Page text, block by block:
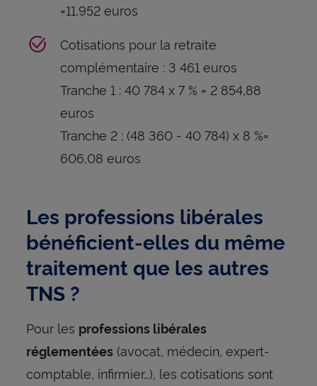
=11,952 euros
Cotisations pour la retraite
complémentaire : 3 461 euros
Tranche 1 : 40 784 x 7 % = 2 854,88
euros
Tranche 2 : (48 360 - 40 784) x 8 %=
606,08 euros
Les professions libérales
bénéficient-elles du même
traitement que les autres
TNS ?
Pour les professions libérales
réglementées(avocat, médecin, expert-
comptable, infirmier…), les cotisations sont